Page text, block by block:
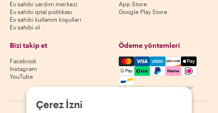
Ev sahibi yardım merkezi
Ev sahibi iptal politikası
Ev sahibi kullanım koşulları
Ev sahibi ol
App Store
Google Play Store
Bizi takip et
Facebook
Instagram
YouTube
Ödeme yöntemleri
Mastercard, Visa, Amex,
Kullanılabilirlik destinasyona göre değişir
Çerez İzni